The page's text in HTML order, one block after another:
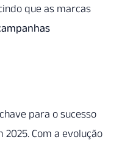
que as marcas
para o sucesso
2025. Com a evolução